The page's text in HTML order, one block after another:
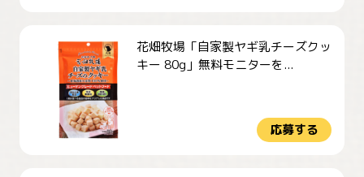
花畑牧場「自家製ヤギ乳チーズクッ
キー 80g」無料モニターを...
応募する